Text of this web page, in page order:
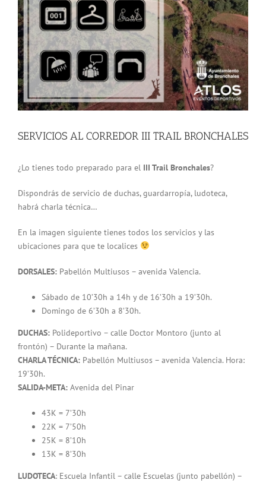
grande
SERVICIOS AL CORREDOR III TRAIL BRONCHALES
¿Lo tienes todo preparado para el III Trail Bronchales?
Dispondrás de servicio de duchas, guardarropía, ludoteca,
habrá charla técnica…
En la imagen siguiente tienes todos los servicios y las
ubicaciones para que te localices
DORSALES: Pabellón Multiusos – avenida Valencia.
Sábado de 10’30h a 14h y de 16’30h a 19’30h.
Domingo de 6’30h a 8’30h.
DUCHAS: Polideportivo – calle Doctor Montoro (junto al
frontón) – Durante la mañana.
CHARLA TÉCNICA: Pabellón Multiusos – avenida Valencia. Hora:
19’30h.
SALIDA-META: Avenida del Pinar
43K = 7’30h
22K = 7’50h
25K = 8’10h
13K = 8’30h
LUDOTECA: Escuela Infantil – calle Escuelas (junto pabellón) –